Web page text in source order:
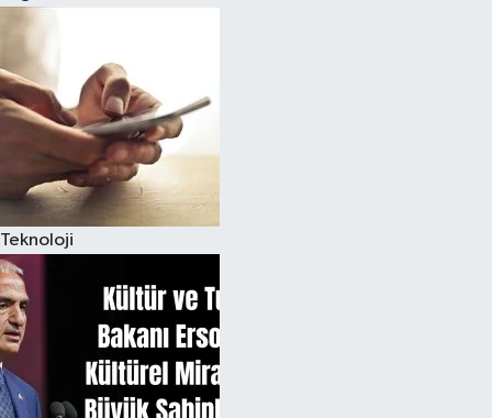
Teknoloji